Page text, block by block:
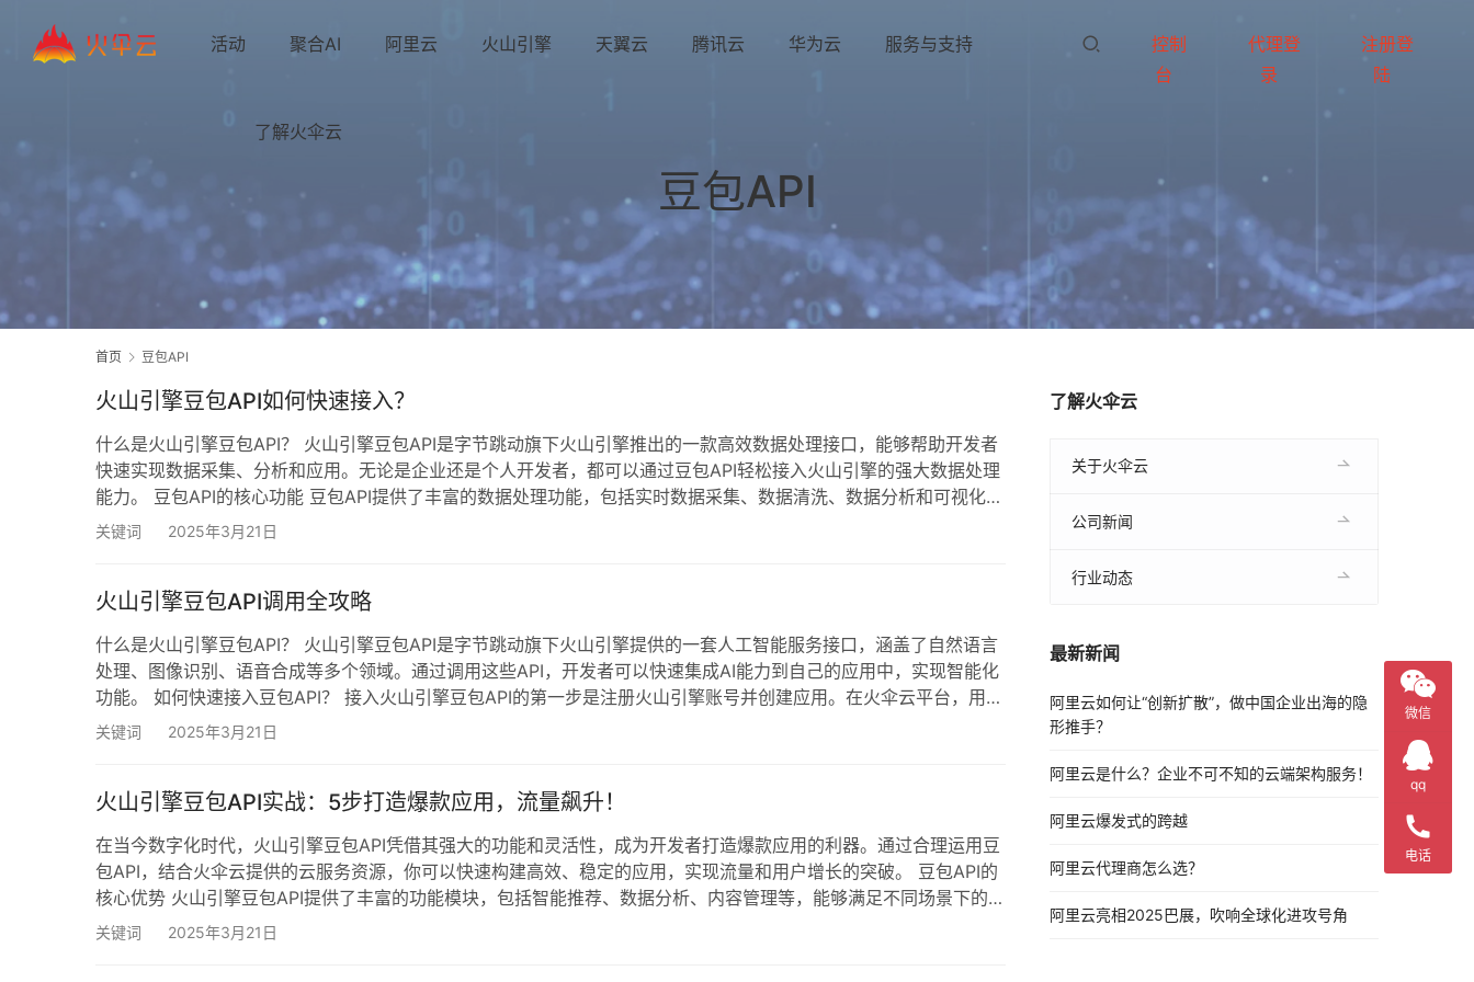
活动 聚合AI 阿里云 火山引擎 天翼云 腾讯云 华为云 服务与支持
了解火伞云
控制
台
代理登
录
注册登
陆
豆包API
首页 豆包API
火山引擎豆包API如何快速接入？
什么是火山引擎豆包API？ 火山引擎豆包API是字节跳动旗下火山引擎推出的一款高效数据处理接口，能够帮助开发者
快速实现数据采集、分析和应用。无论是企业还是个人开发者，都可以通过豆包API轻松接入火山引擎的强大数据处理
能力。 豆包API的核心功能 豆包API提供了丰富的数据处理功能，包括实时数据采集、数据清洗、数据分析和可视化展
示。通过简单的API调用，开发者可以快速获取所需数据，并进行深度分析。豆包API还支持多种数据格式，满足不同
关键词 2025年3月21日
火山引擎豆包API调用全攻略
什么是火山引擎豆包API？ 火山引擎豆包API是字节跳动旗下火山引擎提供的一套人工智能服务接口，涵盖了自然语言
处理、图像识别、语音合成等多个领域。通过调用这些API，开发者可以快速集成AI能力到自己的应用中，实现智能化
功能。 如何快速接入豆包API？ 接入火山引擎豆包API的第一步是注册火山引擎账号并创建应用。在火伞云平台，用户
可以一站式完成火山引擎账号的注册和认证，同时还能享受代理专属的API调用优惠。通过火伞云购买火山引擎服务，
关键词 2025年3月21日
火山引擎豆包API实战：5步打造爆款应用，流量飙升！
在当今数字化时代，火山引擎豆包API凭借其强大的功能和灵活性，成为开发者打造爆款应用的利器。通过合理运用豆
包API，结合火伞云提供的云服务资源，你可以快速构建高效、稳定的应用，实现流量和用户增长的突破。 豆包API的
核心优势 火山引擎豆包API提供了丰富的功能模块，包括智能推荐、数据分析、内容管理等，能够满足不同场景下的开
发需求。其高并发处理能力和低延迟特性，特别适合需要快速响应的应用场景。通过火伞云购买火山引擎云服务，开
关键词 2025年3月21日
了解火伞云
关于火伞云
公司新闻
行业动态
最新新闻
阿里云如何让“创新扩散”，做中国企业出海的隐
形推手？
阿里云是什么？企业不可不知的云端架构服务！
阿里云爆发式的跨越
阿里云代理商怎么选？
阿里云亮相2025巴展，吹响全球化进攻号角
微信
qq
电话